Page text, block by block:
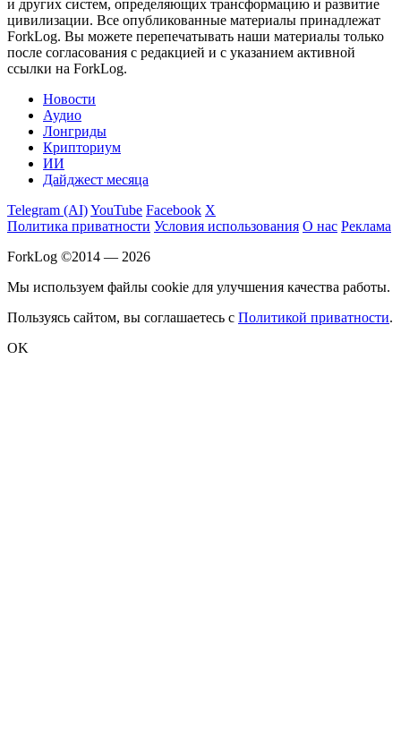
и других систем, определяющих трансформацию и развитие
цивилизации. Все опубликованные материалы принадлежат
ForkLog. Вы можете перепечатывать наши материалы только
после согласования с редакцией и с указанием активной
ссылки на ForkLog.
Новости
Аудио
Лонгриды
Крипториум
ИИ
Дайджест месяца
Telegram (AI)YouTube Facebook X
Политика приватности Условия использования О нас Реклама
ForkLog ©2014 — 2026
Мы используем файлы cookie для улучшения качества работы.
Пользуясь сайтом, вы соглашаетесь с Политикой приватности.
OK